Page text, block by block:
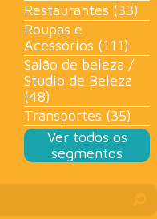
Restaurantes (33)
Roupas e
Acessórios (111)
Salão de beleza /
Studio de Beleza
(48)
Transportes (35)
Ver todos os
segmentos